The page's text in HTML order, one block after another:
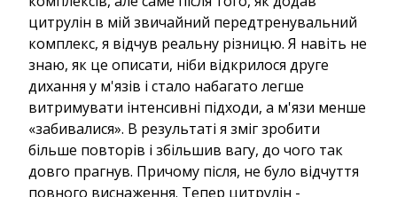
цитрулін в мій звичайний передтренувальний
комплекс, я відчув реальну різницю. Я навіть не
знаю, як це описати, ніби відкрилося друге
дихання у м'язів і стало набагато легше
витримувати інтенсивні підходи, а м'язи менше
«забивалися». В результаті я зміг зробити
більше повторів і збільшив вагу, до чого так
довго прагнув. Причому після, не було відчуття
повного виснаження. Тепер цитрулін -